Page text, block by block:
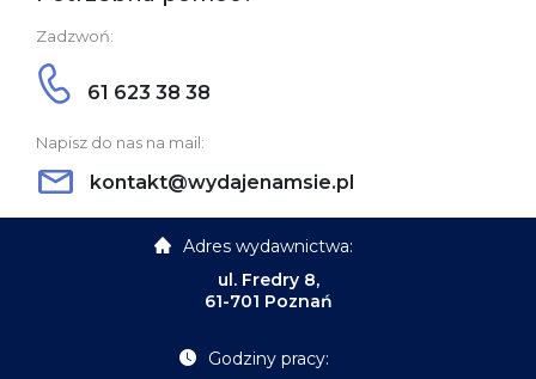
Zadzwoń:
61 623 38 38
Napisz do nas na mail:
kontakt@wydajenamsie.pl
Adres wydawnictwa:
ul. Fredry 8,
61-701 Poznań
Godziny pracy: